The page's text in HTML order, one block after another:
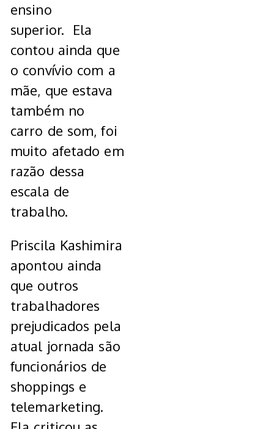
ensino
superior. Ela
contou ainda que
o convívio com a
mãe, que estava
também no
carro de som, foi
muito afetado em
razão dessa
escala de
trabalho.
Priscila Kashimira
apontou ainda
que outros
trabalhadores
prejudicados pela
atual jornada são
funcionários de
shoppings e
telemarketing.